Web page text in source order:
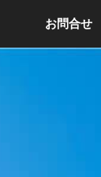
お問合せ